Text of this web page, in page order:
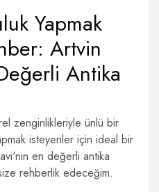
Yapmak
Artvin
Antika
zenginlikleriyle ünlü bir
isteyenler için ideal bir
en değerli antika
rehberlik edeceğim.